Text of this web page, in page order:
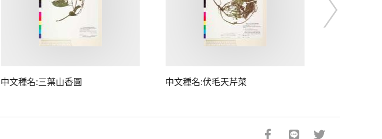
中文種名:三葉山香圓 中文種名:伏毛天芹菜